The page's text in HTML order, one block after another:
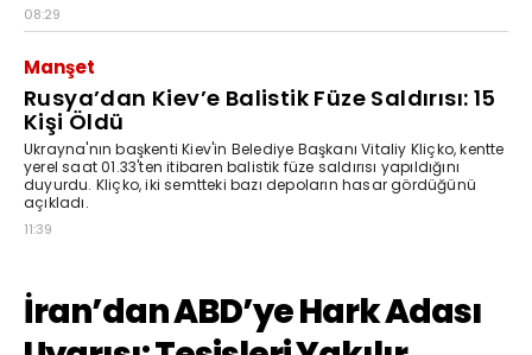
08:29
Manşet
Rusya’dan Kiev’e Balistik Füze Saldırısı: 15
Kişi Öldü
Ukrayna'nın başkenti Kiev'in Belediye Başkanı Vitaliy Kliçko, kentte
yerel saat 01.33'ten itibaren balistik füze saldırısı yapıldığını
duyurdu. Kliçko, iki semtteki bazı depoların hasar gördüğünü
açıkladı.
11:39